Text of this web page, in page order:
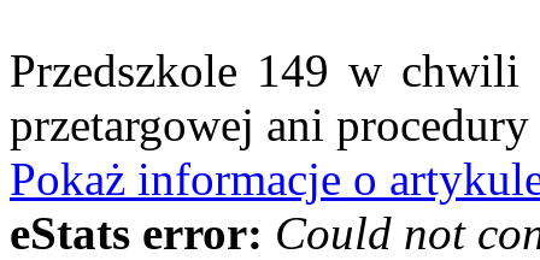
Przedszkole 149 w chwili
przetargowej ani
Pokaż informacje o
eStats error: Could not